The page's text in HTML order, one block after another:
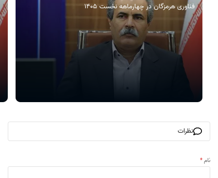
فناوری هرمزگان در چهارماهه نخست ۱۴۰۵
نظرات
نام*